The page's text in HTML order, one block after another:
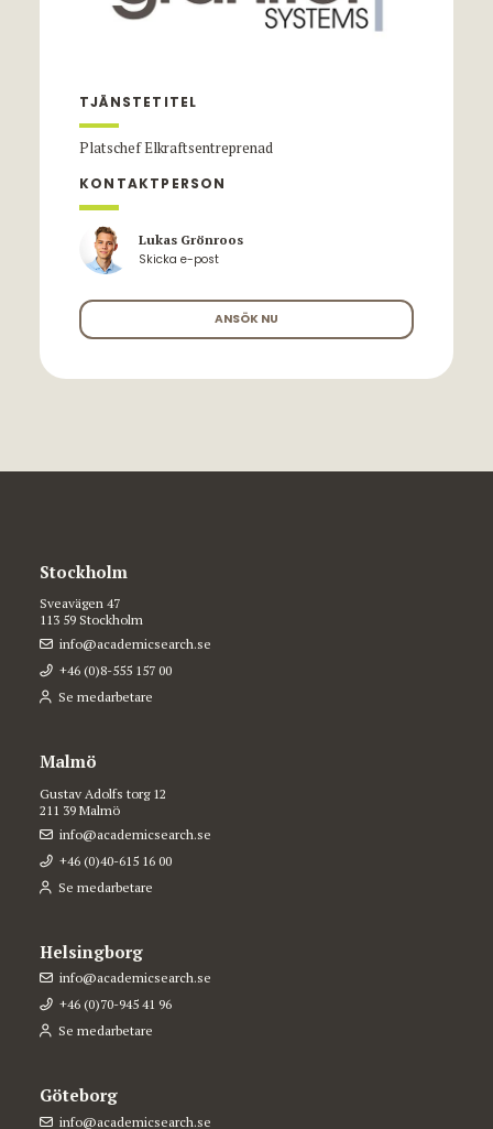
TJÄNSTETITEL
Platschef Elkraftsentreprenad
KONTAKTPERSON
Lukas Grönroos
Skicka e-post
ANSÖK NU
Stockholm
Sveavägen 47
113 59 Stockholm
info@academicsearch.se
+46 (0)8-555 157 00
Se medarbetare
Malmö
Gustav Adolfs torg 12
211 39 Malmö
info@academicsearch.se
+46 (0)40-615 16 00
Se medarbetare
Helsingborg
info@academicsearch.se
+46 (0)70-945 41 96
Se medarbetare
Göteborg
info@academicsearch.se